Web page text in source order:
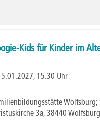
Kids für Kinder im
15.30 Uhr
Wolfsburg;
3a, 38440 Wolfsburg